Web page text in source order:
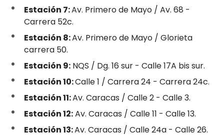
Estación 7:Av. Primero de Mayo / Av. 68 -
Carrera 52c.
Estación 8:Av. Primero de Mayo / Glorieta
carrera 50.
Estación 9: NQS / Dg. 16 sur - Calle 17A bis sur.
Estación 10:Calle 1 / Carrera 24 - Carrera 24c.
Estación 11:Av. Caracas / Calle 2 - Calle 3.
Estación 12:Av. Caracas / Calle 11 - Calle 13.
Estación 13:Av. Caracas / Calle 24a - Calle 26.